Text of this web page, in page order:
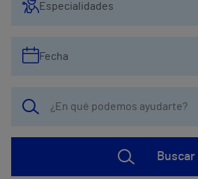
Especialidades
Fecha
Buscar